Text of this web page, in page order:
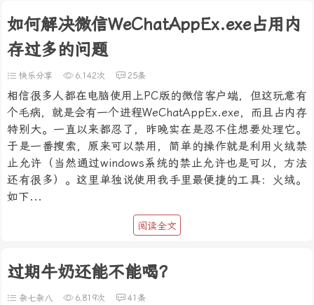
如何解决微信WeChatAppEx.exe占用内
存过多的问题
快乐分享 6,142次 25条
相信很多人都在电脑使用上PC版的微信客户端，但这玩意有
个毛病，就是会有一个进程WeChatAppEx.exe，而且占内存
特别大。一直以来都忍了，昨晚实在是忍不住想要处理它。
于是一番搜索，原来可以禁用，简单的操作就是利用火绒禁
止允许（当然通过windows系统的禁止允许也是可以，方法
还有很多）。这里单独说使用我手里最便捷的工具：火绒。
如下...
阅读全文
过期牛奶还能不能喝？
杂七杂八 6,819次 41条